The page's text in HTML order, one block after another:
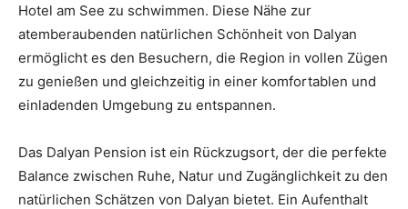
Hotel am See zu schwimmen. Diese Nähe zur
atemberaubenden natürlichen Schönheit von Dalyan
ermöglicht es den Besuchern, die Region in vollen Zügen
zu genießen und gleichzeitig in einer komfortablen und
einladenden Umgebung zu entspannen.
Das Dalyan Pension ist ein Rückzugsort, der die perfekte
Balance zwischen Ruhe, Natur und Zugänglichkeit zu den
natürlichen Schätzen von Dalyan bietet. Ein Aufenthalt